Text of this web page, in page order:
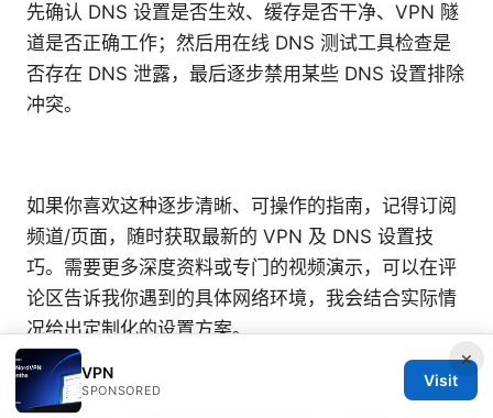
先确认 DNS 设置是否生效、缓存是否干净、VPN 隧
道是否正确工作；然后用在线 DNS 测试工具检查是
否存在 DNS 泄露，最后逐步禁用某些 DNS 设置排除
冲突。
如果你喜欢这种逐步清晰、可操作的指南，记得订阅
频道/页面，随时获取最新的 VPN 及 DNS 设置技
巧。需要更多深度资料或专门的视频演示，可以在评
论区告诉我你遇到的具体网络环境，我会结合实际情
况给出定制化的设置方案。
Sources:
×
VPN
SPONSORED
Visit